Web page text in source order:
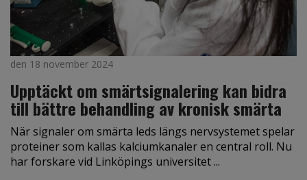
den 18 november 2024
Upptäckt om smärtsignalering kan bidra
till bättre behandling av kronisk smärta
När signaler om smärta leds längs nervsystemet spelar
proteiner som kallas kalciumkanaler en central roll. Nu
har forskare vid Linköpings universitet ...